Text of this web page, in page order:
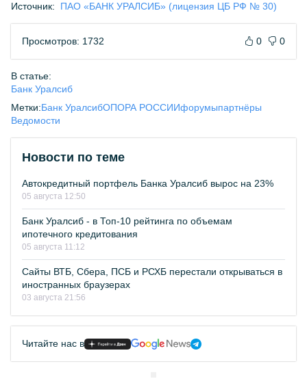
Источник: ПАО «БАНК УРАЛСИБ» (лицензия ЦБ РФ № 30)
Просмотров: 1732 0 0
В статье:
Банк Уралсиб
Метки:Банк УралсибОПОРА РОССИИфорумыпартнёры
Ведомости
Новости по теме
Автокредитный портфель Банка Уралсиб вырос на 23%
05 августа 12:50
Банк Уралсиб - в Топ-10 рейтинга по объемам
ипотечного кредитования
05 августа 11:12
Сайты ВТБ, Сбера, ПСБ и РСХБ перестали открываться в
иностранных браузерах
03 августа 21:56
Читайте нас в